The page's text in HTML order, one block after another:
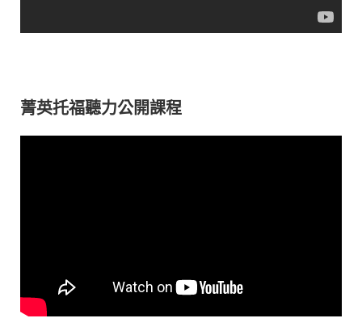
菁英托福聽力公開課程